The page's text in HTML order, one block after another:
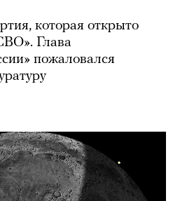
которая открыто
Глава
пожаловался